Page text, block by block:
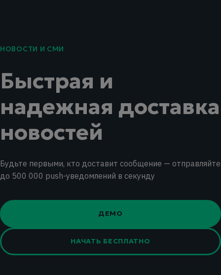
НОВОСТИ И СМИ
Быстрая и
надежная доставка
новостей
Будьте первыми, кто доставит сообщение — отправляйте
до 500 000 push-уведомлений в секунду
ДЕМО
НАЧАТЬ БЕСПЛАТНО